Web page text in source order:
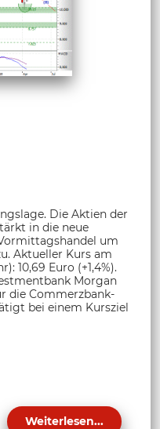
Die Aktien der
in die neue
um
Aktueller Kurs am
10,69 Euro (+1,4%).
Morgan
die Commerzbank-
bei einem Kursziel
Weiterlesen...